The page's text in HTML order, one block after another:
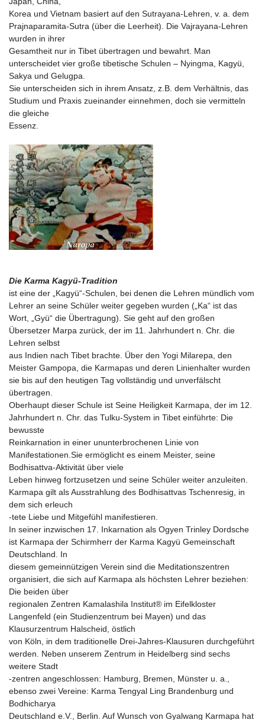
Korea und Vietnam basiert auf den Sutrayana-Lehren, v. a. dem
Prajnaparamita-Sutra (über die Leerheit). Die Vajrayana-Lehren
wurden in ihrer
Gesamtheit nur in Tibet übertragen und bewahrt. Man
unterscheidet vier große tibetische Schulen – Nyingma, Kagyü,
Sakya und Gelugpa.
Sie unterscheiden sich in ihrem Ansatz, z.B. dem Verhältnis, das
Studium und Praxis zueinander einnehmen, doch sie vermitteln
die gleiche
Essenz.
Die Karma Kagyü-Tradition
ist eine der „Kagyü“-Schulen, bei denen die Lehren mündlich vom
Lehrer an seine Schüler weiter gegeben wurden („Ka“ ist das
Wort, „Gyü“ die Übertragung). Sie geht auf den großen
Übersetzer Marpa zurück, der im 11. Jahrhundert n. Chr. die
Lehren selbst
aus Indien nach Tibet brachte. Über den Yogi Milarepa, den
Meister Gampopa, die Karmapas und deren Linienhalter wurden
sie bis auf den heutigen Tag vollständig und unverfälscht
übertragen.
Oberhaupt dieser Schule ist Seine Heiligkeit Karmapa, der im 12.
Jahrhundert n. Chr. das Tulku-System in Tibet einführte: Die
bewusste
Reinkarnation in einer ununterbrochenen Linie von
Manifestationen.Sie ermöglicht es einem Meister, seine
Bodhisattva-Aktivität über viele
Leben hinweg fortzusetzen und seine Schüler weiter anzuleiten.
Karmapa gilt als Ausstrahlung des Bodhisattvas Tschenresig, in
dem sich erleuch
-tete Liebe und Mitgefühl manifestieren.
In seiner inzwischen 17. Inkarnation als Ogyen Trinley Dordsche
ist Karmapa der Schirmherr der Karma Kagyü Gemeinschaft
Deutschland. In
diesem gemeinnützigen Verein sind die Meditationszentren
organisiert, die sich auf Karmapa als höchsten Lehrer beziehen:
Die beiden über
regionalen Zentren Kamalashila Institut® im Eifelkloster
Langenfeld (ein Studienzentrum bei Mayen) und das
Klausurzentrum Halscheid, östlich
von Köln, in dem traditionelle Drei-Jahres-Klausuren durchgeführt
werden. Neben unserem Zentrum in Heidelberg sind sechs
weitere Stadt
-zentren angeschlossen: Hamburg, Bremen, Münster u. a.,
ebenso zwei Vereine: Karma Tengyal Ling Brandenburg und
Bodhicharya
Deutschland e.V., Berlin. Auf Wunsch von Gyalwang Karmapa hat